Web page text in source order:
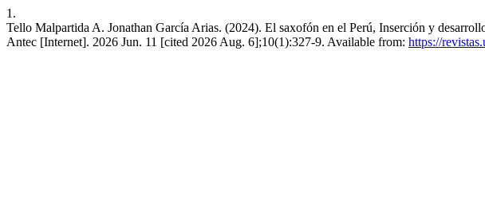
1.
Tello Malpartida A. Jonathan García Arias. (2024). El saxofón en el Perú, Inserción y
Antec [Internet]. 2026 Jun. 11 [cited 2026 Aug. 6];10(1):327-9. Available from: https://